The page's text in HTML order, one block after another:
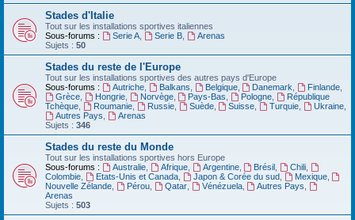
Stades d'Italie
Tout sur les installations sportives italiennes
Sous-forums :
Serie A, Serie B,
Arenas
Sujets : 50
Stades du reste de l'Europe
Tout sur les installations sportives des autres pays d'Europe
Sous-forums :
Autriche, Balkans Belgique, Danemark Finlande
Grèce, Hongrie, Norvège, Pays-Bas Pologne
République
Tchèque
Roumanie, Russie, Suède, Suisse Turquie Ukraine
Autres Pays
Arenas
Sujets : 346
Stades du reste du Monde
Tout sur les installations sportives hors Europe
Sous-forums :
Australie, Afrique, Argentine, Brésil Chili
Colombie
Etats-Unis et Canada, Japon & Corée du sud, Mexique,
Nouvelle Zélande
Pérou, Qatar, Vénézuela, Autres Pays
Arenas
Sujets : 503